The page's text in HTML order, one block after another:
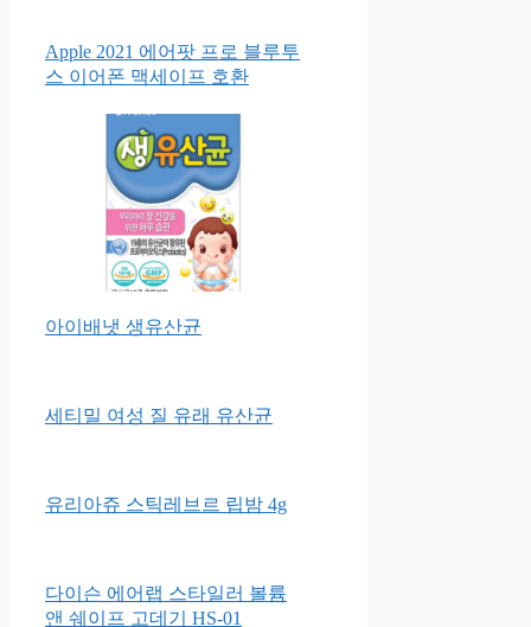
Apple 2021 에어팟 프로 블루투
스 이어폰 맥세이프 호환
아이배냇 생유산균
세티밀 여성 질 유래 유산균
유리아쥬 스틱레브르 립밤 4g
다이슨 에어랩 스타일러 볼륨
앤 쉐이프 고데기 HS-01